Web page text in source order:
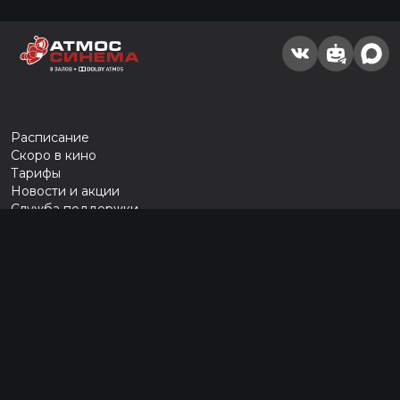
Расписание
Скоро в кино
Тарифы
Новости и акции
Служба поддержки